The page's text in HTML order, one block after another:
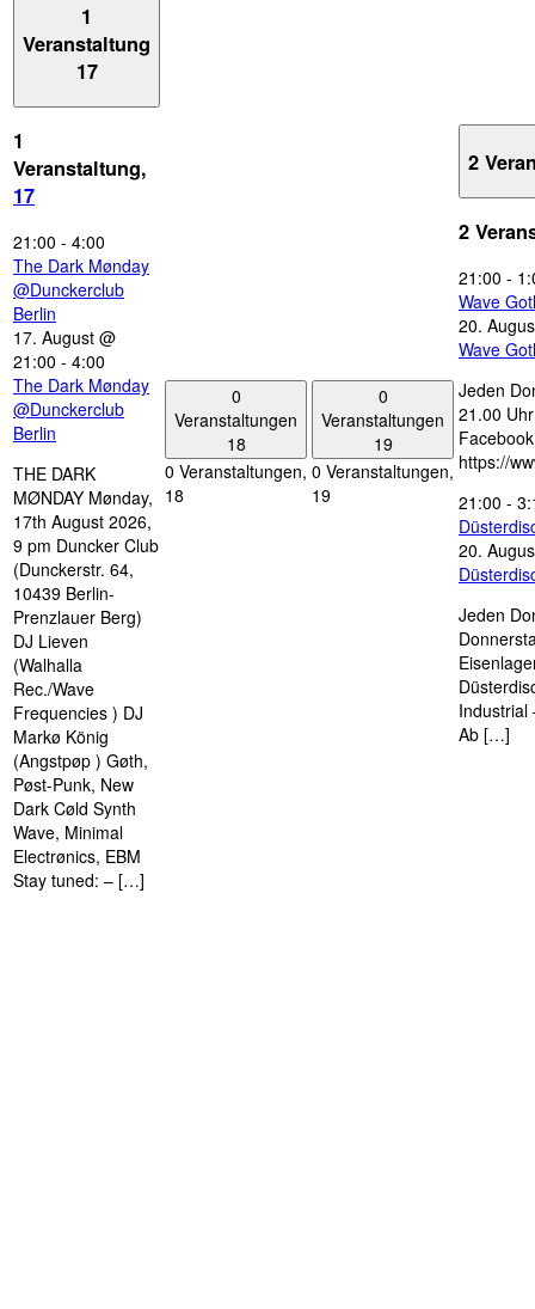
1
Veranstaltung
17
1
Veranstaltung,
17
21:00 - 4:00
The Dark Mønday
@Dunckerclub
Berlin
17. August @
21:00 - 4:00
The Dark Mønday
@Dunckerclub
Berlin
THE DARK
MØNDAY Mønday,
17th August 2026,
9 pm Duncker Club
(Dunckerstr. 64,
10439 Berlin-
Prenzlauer Berg)
DJ Lieven
(Walhalla
Rec./Wave
Frequencies ) DJ
Markø König
(Angstpøp ) Gøth,
Pøst-Punk, New
Dark Cøld Synth
Wave, Minimal
Electrønics, EBM
Stay tuned: – […]
0
Veranstaltungen
18
0 Veranstaltungen,
18
0
Veranstaltungen
19
0 Veranstaltungen,
19
2
2
21:00 -
Wave
20.
Wave
Jeden
21.00
https://
21:00 -
20.
Jeden
Industrial
Ab […]